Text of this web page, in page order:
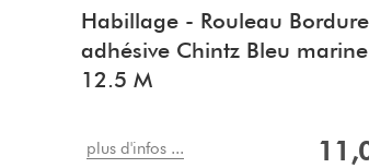
Habillage - Rouleau Bordure
adhésive Chintz Bleu
12.5 M
plus d'infos ...